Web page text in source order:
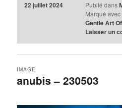
22 juillet 2024 Publié dans
Marqué avec
Gentle Art
Laisser un
anubis – 230503
IMAGE